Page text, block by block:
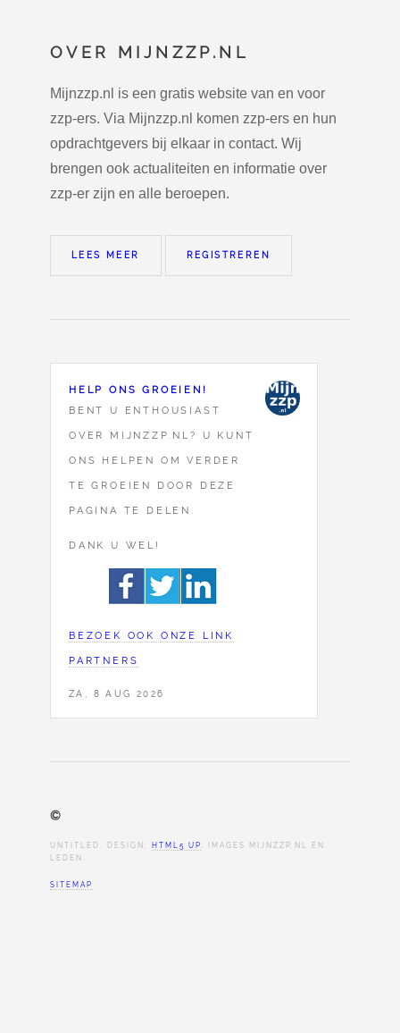
OVER MIJNZZP.NL
Mijnzzp.nl is een gratis website van en voor
zzp-ers. Via Mijnzzp.nl komen zzp-ers en hun
opdrachtgevers bij elkaar in contact. Wij
brengen ook actualiteiten en informatie over
zzp-er zijn en alle beroepen.
LEES MEER REGISTREREN
HELP ONS GROEIEN!
BENT U ENTHOUSIAST
OVER MIJNZZP.NL? U KUNT
ONS HELPEN OM VERDER
TE GROEIEN DOOR DEZE
PAGINA TE DELEN.
DANK U WEL!
BEZOEK OOK ONZE LINK
PARTNERS
ZA, 8 AUG 2026
©
UNTITLED. DESIGN: HTML5 UP . IMAGES MIJNZZP.NL EN
LEDEN.
SITEMAP